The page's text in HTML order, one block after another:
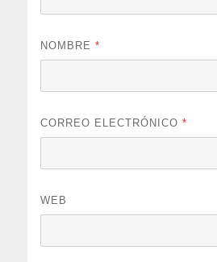
NOMBRE*
CORREO ELECTRÓNICO*
WEB